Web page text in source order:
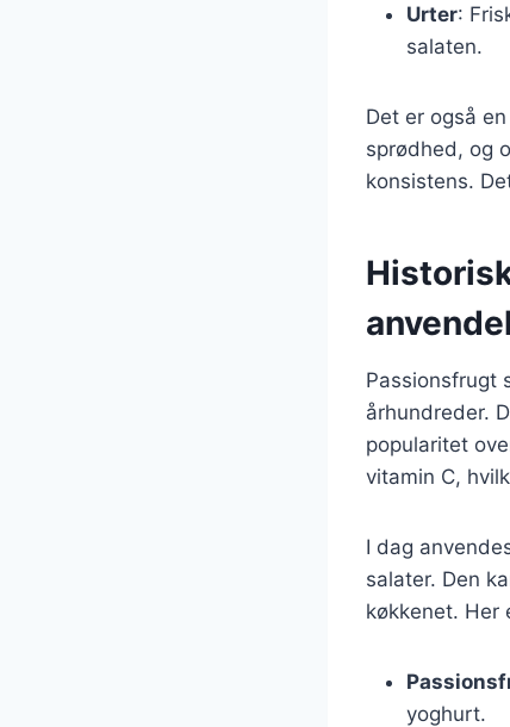
Urter:
salaten.
Det er også
sprødhed, og
konsistens.
Passionsfrugt
århundreder.
popularitet
vitamin C,
I dag
salater. Den
køkkenet. Her
yoghurt.